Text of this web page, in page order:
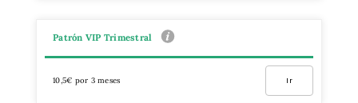
Patrón VIP Trimestral
10,5€ por 3 meses Ir